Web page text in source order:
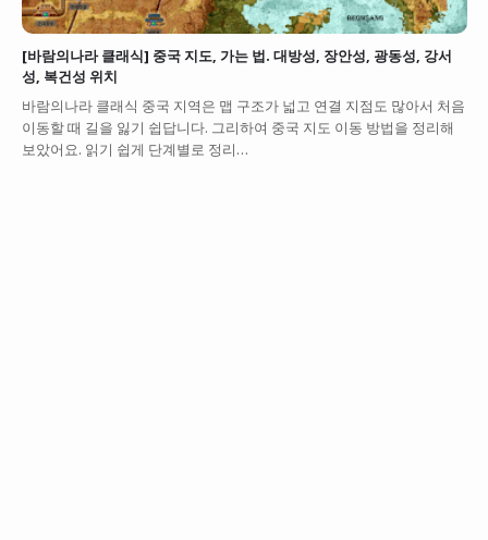
[바람의나라 클래식] 중국 지도, 가는 법. 대방성, 장안성, 광동성, 강서
성, 복건성 위치
바람의나라 클래식 중국 지역은 맵 구조가 넓고 연결 지점도 많아서 처음
이동할 때 길을 잃기 쉽답니다. 그리하여 중국 지도 이동 방법을 정리해
보았어요. 읽기 쉽게 단계별로 정리…